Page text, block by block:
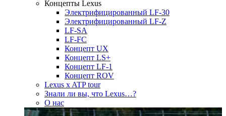
Концепты Lexus
Электрифицированный LF-30
Электрифицированный LF-Z
LF-SA
LF-FC
Концепт UX
Концепт LS+
Концепт LF-1
Концепт ROV
Lexus x ATP tour
Знали ли вы, что Lexus…?
О нас